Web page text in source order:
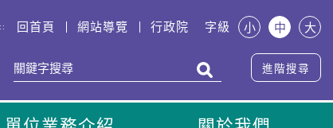
回首頁 網站導覽 行政院 字級 小 中 大
進階搜尋